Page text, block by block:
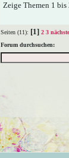
Zeige Themen 1
Seiten (11): [1] 2 3
Forum durchsuchen: